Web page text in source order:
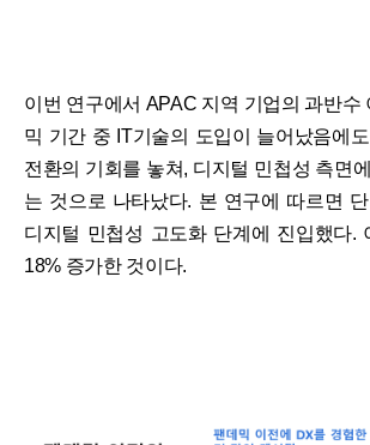
이번 연구에서 APAC 지역 기업의 과반수
믹 기간 중 IT기술의 도입이 늘어났음에
전환의 기회를 놓쳐, 디지털 민첩성 측면
는 것으로 나타났다. 본 연구에 따르면 단
디지털 민첩성 고도화 단계에 진입했다.
18% 증가한 것이다.